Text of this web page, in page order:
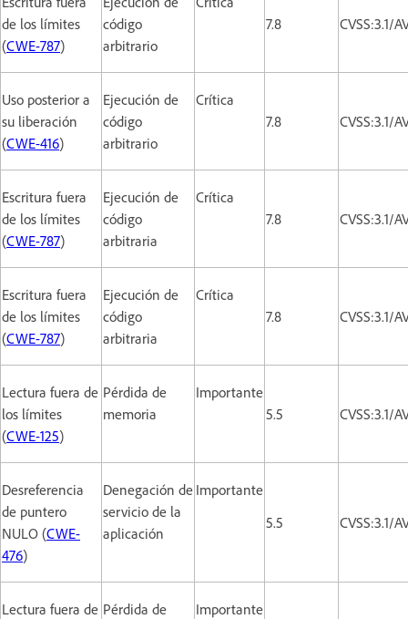
de los límites
(CWE-787)
código
arbitrario
7.8
CVSS:3.1/
Uso posterior a
su liberación
(CWE-416)
Ejecución de
código
arbitrario
Crítica
7.8
CVSS:3.1/
Escritura fuera
de los límites
(CWE-787)
Ejecución de
código
arbitraria
Crítica
7.8
CVSS:3.1/
Escritura fuera
de los límites
(CWE-787)
Ejecución de
código
arbitraria
Crítica
7.8
CVSS:3.1/
Lectura fuera de
los límites
(CWE-125)
Pérdida de
memoria
Importante
5.5
CVSS:3.1/
Desreferencia
de puntero
NULO (CWE-
476)
Denegación de
servicio de la
aplicación
Importante
5.5
CVSS:3.1/
Lectura fuera de Pérdida de
Importante